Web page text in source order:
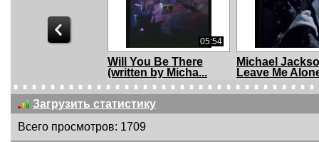
05:54
Will You Be There
(written by Micha...
Michael
Leave Me
Загрузить статистику
Всего просмотров: 1709